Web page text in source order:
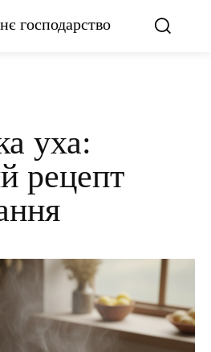
господарство
уха:
рецепт